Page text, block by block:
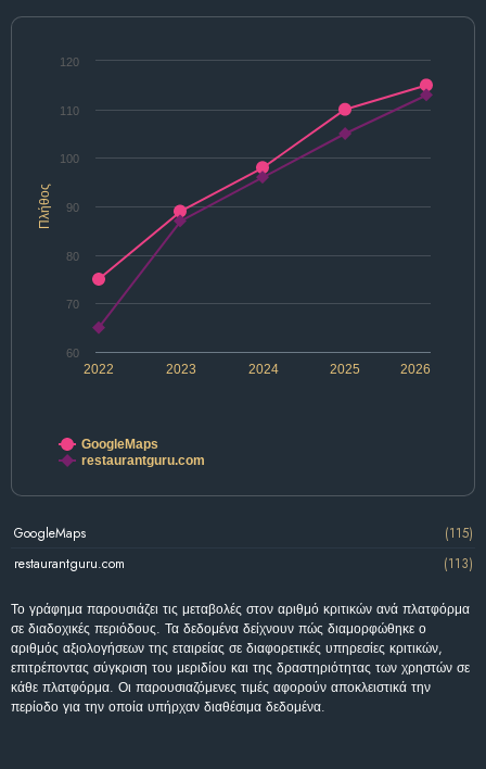
Πλήθος
2022 2024 2026
2023 2025
60
70
80
90
100
110
120
GoogleMaps
restaurantguru.com
GoogleMaps
(115)
restaurantguru.com
(113)
Το γράφημα παρουσιάζει τις μεταβολές στον αριθμό κριτικών ανά πλατφόρμα
σε διαδοχικές περιόδους. Τα δεδομένα δείχνουν πώς διαμορφώθηκε ο
αριθμός αξιολογήσεων της εταιρείας σε διαφορετικές υπηρεσίες κριτικών,
επιτρέποντας σύγκριση του μεριδίου και της δραστηριότητας των χρηστών σε
κάθε πλατφόρμα. Οι παρουσιαζόμενες τιμές αφορούν αποκλειστικά την
περίοδο για την οποία υπήρχαν διαθέσιμα δεδομένα.